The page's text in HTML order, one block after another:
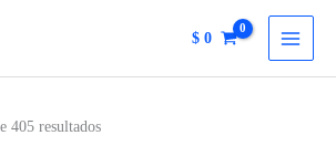
$ 0
405 resultadosOrdenado